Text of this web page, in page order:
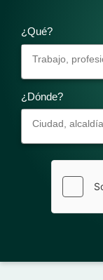
Iniciar
¿Qué?
¿Dónde?